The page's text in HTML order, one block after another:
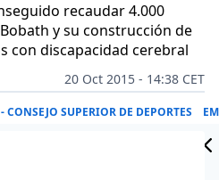
recaudar 4.000
y su construcción de
con discapacidad cerebral
20 Oct 2015 - 14:38 CET
CONSEJO SUPERIOR DE DEPORTES